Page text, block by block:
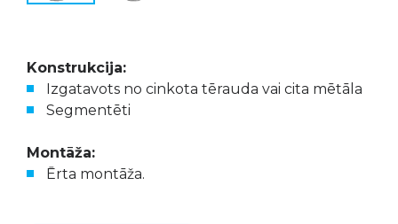
Konstrukcija:
Izgatavots no cinkota tērauda vai cita mētāla
Segmentēti
Montāža:
Ērta montāža.